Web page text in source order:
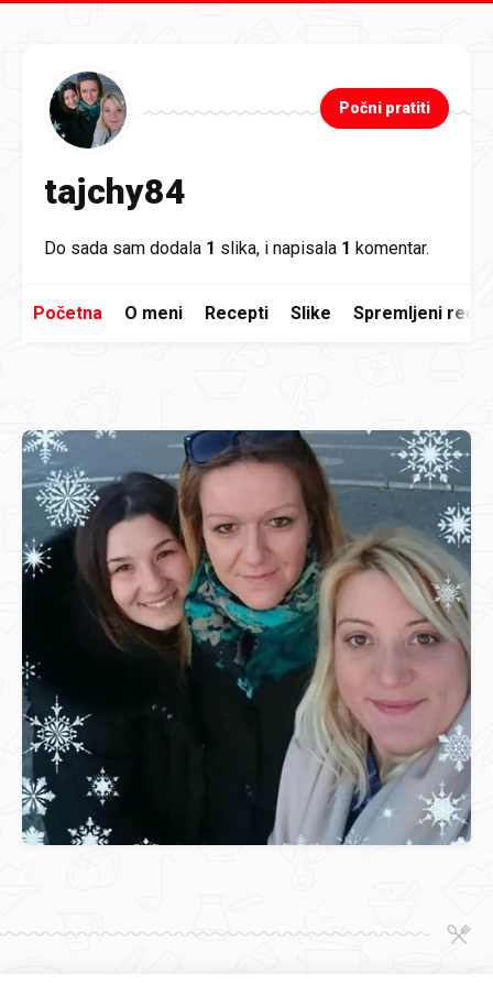
tajchy84
Počni pratiti
Do sada sam dodala 1 slika, i napisala 1 komentar.
Početna O meni Recepti Slike Spremljeni